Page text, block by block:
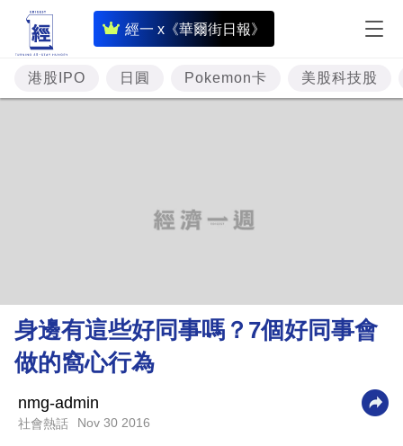
經一 x《華爾街日報》
即
時
財
經
理
財
商
科
港股IPO 日圓 Pokemon卡 美股科技股
身邊有這些好同事嗎？7個好同事會
做的窩心行為
nmg-admin
社會熱話 Nov 30 2016